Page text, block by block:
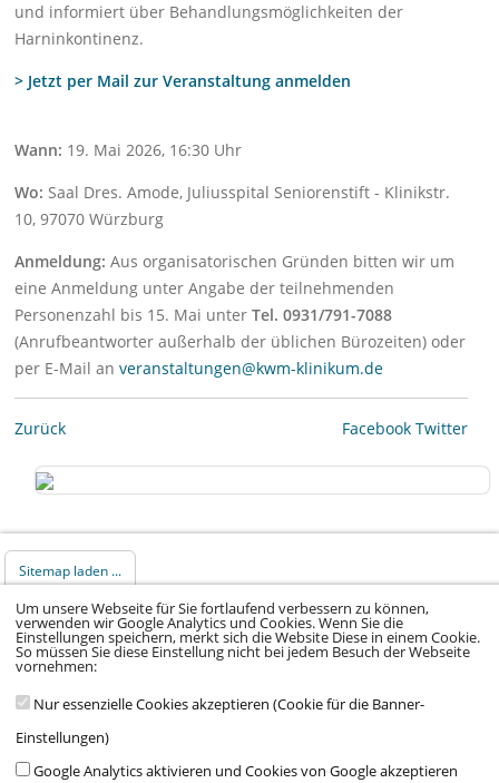
und informiert über Behandlungsmöglichkeiten der
Harninkontinenz.
> Jetzt per Mail zur Veranstaltung anmelden
Wann: 19. Mai 2026, 16:30 Uhr
Wo: Saal Dres. Amode, Juliusspital Seniorenstift - Klinikstr.
10, 97070 Würzburg
Anmeldung: Aus organisatorischen Gründen bitten wir um
eine Anmeldung unter Angabe der teilnehmenden
Personenzahl bis 15. Mai unterTel. 0931/791-7088
(Anrufbeantworter außerhalb der üblichen Bürozeiten) oder
per E-Mail anveranstaltungen@kwm-klinikum.de
Zurück Facebook Twitter
Sitemap laden ...
© 2026 Klinikum Würzburg Mitte gGmbH •
Impressum• Datenschutz•Datenschutz Social
Um unsere Webseite für Sie fortlaufend verbessern zu können,
verwenden wir Google Analytics und Cookies. Wenn Sie die
Einstellungen speichern, merkt sich die Website Diese in einem Cookie.
So müssen Sie diese Einstellung nicht bei jedem Besuch der Webseite
vornehmen:
Nur essenzielle Cookies akzeptieren (Cookie für die Banner-
Einstellungen)
Google Analytics aktivieren und Cookies von Google akzeptieren